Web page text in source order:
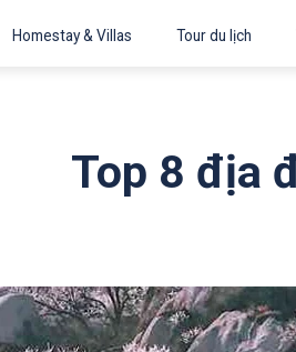
Homestay & Villas Tour du lịch
Top 8 địa